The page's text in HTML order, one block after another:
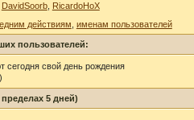
DavidSoorb, RicardoHoX
действиям именам пользователей
пользователей:
сегодня свой день рождения
)
5 дней)